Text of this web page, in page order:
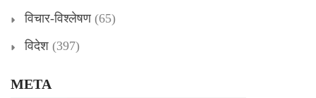
विचार-विश्लेषण(65)
विदेश (397)
META